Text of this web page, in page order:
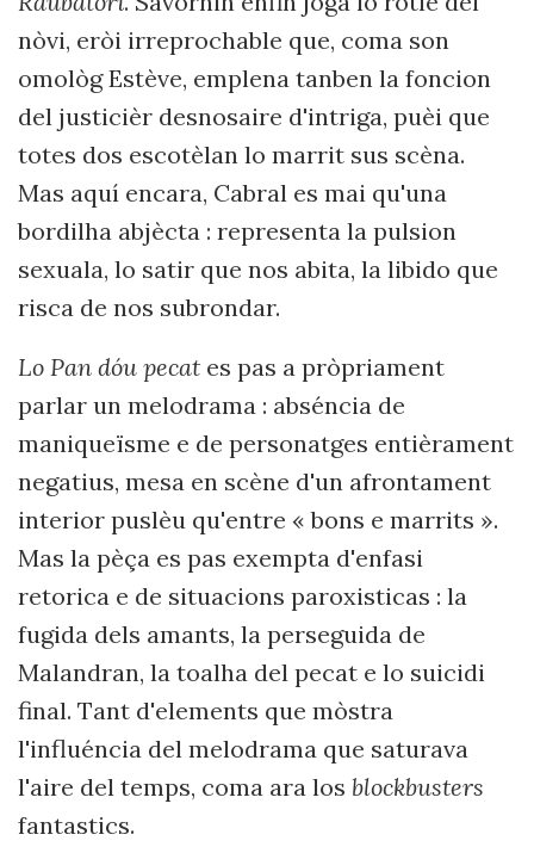
nòvi, eròi irreprochable que, coma son
omològ Estève, emplena tanben la foncion
del justicièr desnosaire d'intriga, puèi que
totes dos escotèlan lo marrit sus scèna.
Mas aquí encara, Cabral es mai qu'una
bordilha abjècta : representa la pulsion
sexuala, lo satir que nos abita, la libido que
risca de nos subrondar.
Lo Pan dóu pecat es pas a pròpriament
parlar un melodrama : abséncia de
maniqueïsme e de personatges entièrament
negatius, mesa en scène d'un afrontament
interior puslèu qu'entre « bons e marrits ».
Mas la pèça es pas exempta d'enfasi
retorica e de situacions paroxisticas : la
fugida dels amants, la perseguida de
Malandran, la toalha del pecat e lo suicidi
final. Tant d'elements que mòstra
l'influéncia del melodrama que saturava
l'aire del temps, coma ara los blockbusters
fantastics.